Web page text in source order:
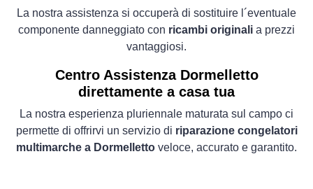
La nostra assistenza si occuperà di sostituire l´eventuale
componente danneggiato con ricambi originali a prezzi
vantaggiosi.
Centro Assistenza Dormelletto
direttamente a casa tua
La nostra esperienza pluriennale maturata sul campo ci
permette di offrirvi un servizio di riparazione congelatori
multimarche a Dormelletto veloce, accurato e garantito.